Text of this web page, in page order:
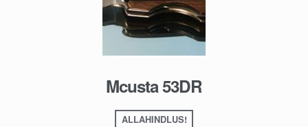
Mcusta 53DR
ALLAHINDLUS!